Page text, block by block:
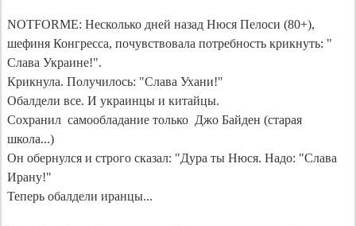
NOTFORME: Несколько дней назад Нюся Пелоси (80+),
шефиня Конгресса, почувствовала потребность крикнуть: "
Слава Украине!".
Крикнула. Получилось: "Слава Ухани!"
Обалдели все. И украинцы и китайцы.
Сохранил  самообладание только  Джо Байден (старая
школа...)
Он обернулся и строго сказал: "Дура ты Нюся. Надо: "Слава
Ирану!"
Теперь обалдели иранцы...